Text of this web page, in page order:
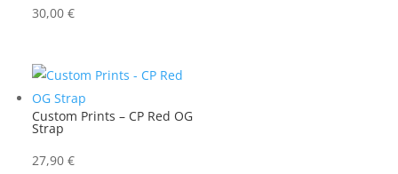
30,00€
Custom Prints – CP Red OG
Strap
27,90€